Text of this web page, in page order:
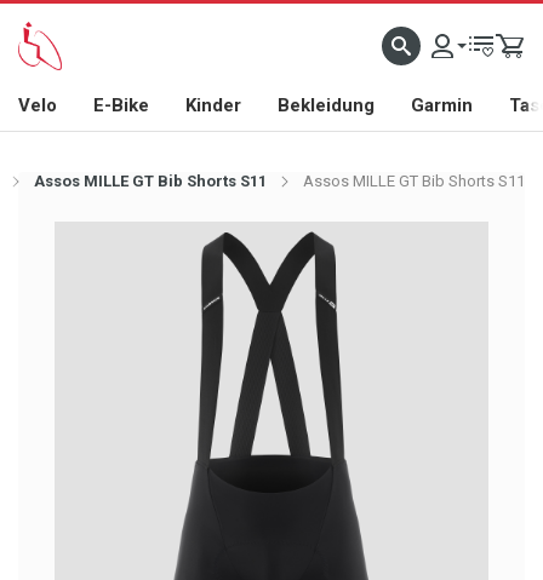
Velo E-Bike Kinder Bekleidung Garmin
Assos MILLE GT Bib Shorts S11 Assos MILLE GT Bib Shorts S11